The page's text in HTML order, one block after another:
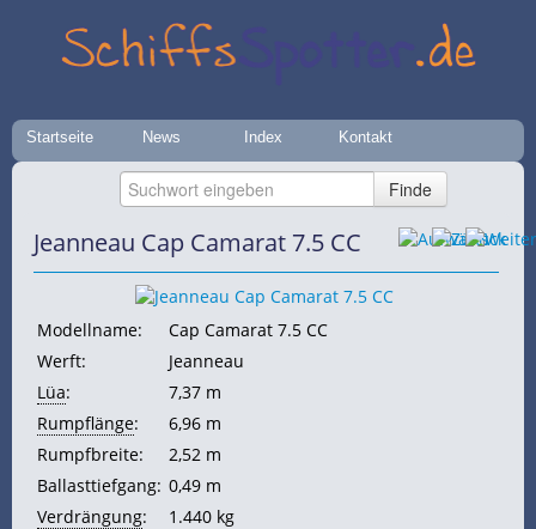
Startseite News Index Kontakt
Jeanneau Cap Camarat 7.5 CC
Modellname:
Cap Camarat 7.5 CC
Werft:
Jeanneau
Lüa:
7,37 m
Rumpflänge:
6,96 m
Rumpfbreite:
2,52 m
Ballasttiefgang: 0,49 m
Verdrängung:
1.440 kg